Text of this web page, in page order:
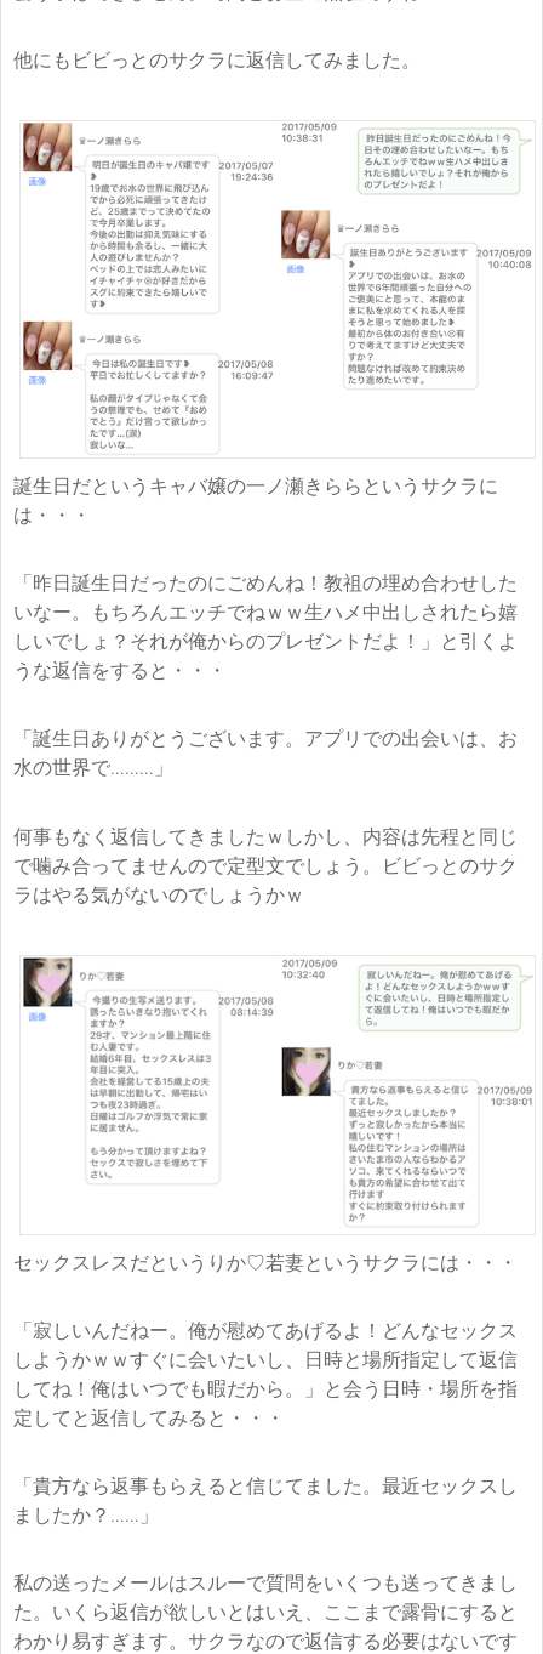
他にもビビっとのサクラに返信してみました。
誕生日だというキャバ嬢の一ノ瀬きららというサクラに
は・・・
「昨日誕生日だったのにごめんね！教祖の埋め合わせした
いなー。もちろんエッチでねｗｗ生ハメ中出しされたら嬉
しいでしょ？それが俺からのプレゼントだよ！」と引くよ
うな返信をすると・・・
「誕生日ありがとうございます。アプリでの出会いは、お
水の世界で………」
何事もなく返信してきましたｗしかし、内容は先程と同じ
で噛み合ってませんので定型文でしょう。ビビっとのサク
ラはやる気がないのでしょうかｗ
セックスレスだというりか♡若妻というサクラには・・・
「寂しいんだねー。俺が慰めてあげるよ！どんなセックス
しようかｗｗすぐに会いたいし、日時と場所指定して返信
してね！俺はいつでも暇だから。」と会う日時・場所を指
定してと返信してみると・・・
「貴方なら返事もらえると信じてました。最近セックスし
ましたか？……」
私の送ったメールはスルーで質問をいくつも送ってきまし
た。いくら返信が欲しいとはいえ、ここまで露骨にすると
わかり易すぎます。サクラなので返信する必要はないです